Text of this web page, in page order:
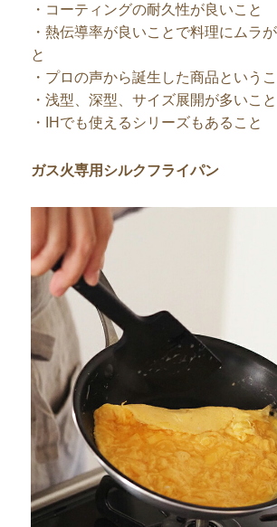
・コーティングの耐久性が良いこと
・熱伝導率が良いことで料理にムラ
と
・プロの声から誕生した商品という
・浅型、深型、サイズ展開が多いこと
・IHでも使えるシリーズもあること
ガス火専用シルクフライパン